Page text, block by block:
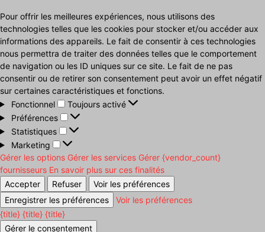
Pour offrir les meilleures expériences, nous utilisons des
technologies telles que les cookies pour stocker et/ou accéder aux
informations des appareils. Le fait de consentir à ces technologies
nous permettra de traiter des données telles que le comportement
de navigation ou les ID uniques sur ce site. Le fait de ne pas
consentir ou de retirer son consentement peut avoir un effet négatif
sur certaines caractéristiques et fonctions.
Fonctionnel
Fonctionnel
Toujours activé
Préférences
Préférences
Statistiques
Statistiques
Marketing
Marketing
Gérer les options Gérer les services Gérer {vendor_count}
fournisseurs En savoir plus sur ces finalités
Accepter
Refuser
Voir les préférences
Enregistrer les préférences
Voir les préférences
{title} {title} {title}
Gérer le consentement